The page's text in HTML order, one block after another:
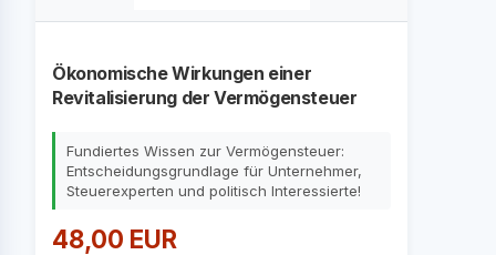
Ökonomische Wirkungen einer
Revitalisierung der Vermögensteuer
Fundiertes Wissen zur Vermögensteuer:
Entscheidungsgrundlage für Unternehmer,
Steuerexperten und politisch Interessierte!
48,00 EUR